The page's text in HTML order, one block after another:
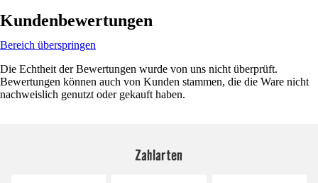
Kundenbewertungen
Bereich überspringen
Die Echtheit der Bewertungen wurde von uns nicht überprüft.
Bewertungen können auch von Kunden stammen, die die Ware nicht
nachweislich genutzt oder gekauft haben.
Zahlarten